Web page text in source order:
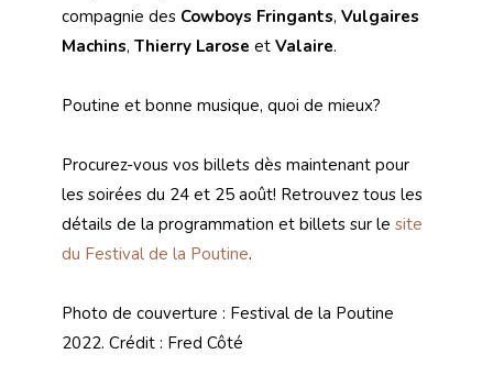
compagnie des Cowboys Fringants, Vulgaires
Machins, Thierry Larose et Valaire.
Poutine et bonne musique, quoi de mieux?
Procurez-vous vos billets dès maintenant pour
les soirées du 24 et 25 août! Retrouvez tous les
détails de la programmation et billets sur le site
du Festival de la Poutine.
Photo de couverture : Festival de la Poutine
2022. Crédit : Fred Côté